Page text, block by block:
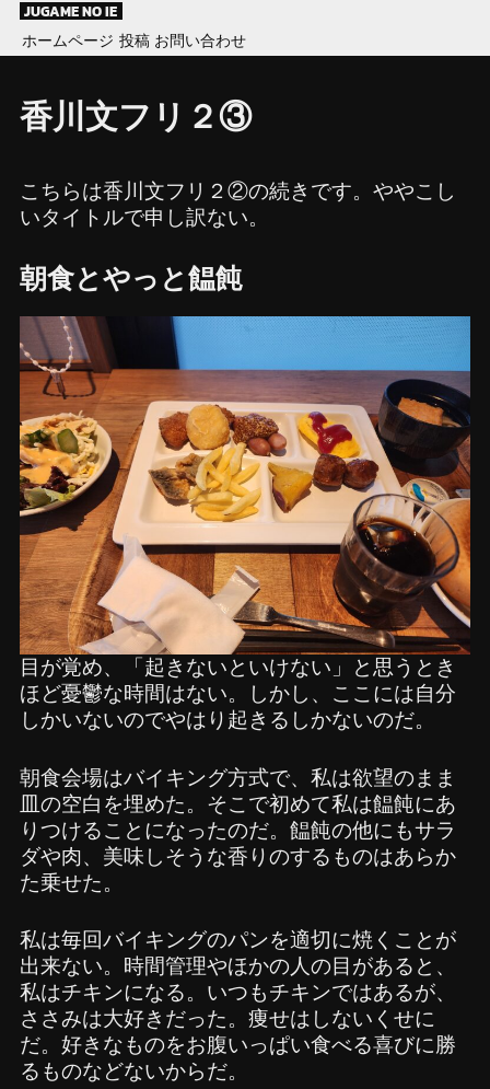
Skip
content
JUGAME NO IE
ホームページ 投稿 お問い合わせ
香川文フリ２③
こちらは香川文フリ２②の続きです。ややこし
いタイトルで申し訳ない。
朝食とやっと饂飩
目が覚め、「起きないといけない」と思うとき
ほど憂鬱な時間はない。しかし、ここには自分
しかいないのでやはり起きるしかないのだ。
朝食会場はバイキング方式で、私は欲望のまま
皿の空白を埋めた。そこで初めて私は饂飩にあ
りつけることになったのだ。饂飩の他にもサラ
ダや肉、美味しそうな香りのするものはあらか
た乗せた。
私は毎回バイキングのパンを適切に焼くことが
出来ない。時間管理やほかの人の目があると、
私はチキンになる。いつもチキンではあるが、
ささみは大好きだった。痩せはしないくせに
だ。好きなものをお腹いっぱい食べる喜びに勝
るものなどないからだ。